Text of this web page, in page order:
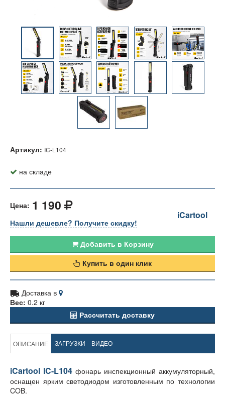
Артикул: IC-L104
на складе
Цена: 1 190
iCartool
Нашли дешевле? Получите скидку!
Добавить в Корзину
Купить в один клик
Доставка в
Вес: 0.2 кг
Рассчитать доставку
ОПИСАНИЕ ЗАГРУЗКИ ВИДЕО
iCartool IC-L104 фонарь инспекционный аккумуляторный,
оснащен ярким светодиодом изготовленным по технологии
COB.